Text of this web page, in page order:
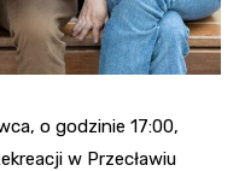
o godzinie 17:00,
w Przecławiu